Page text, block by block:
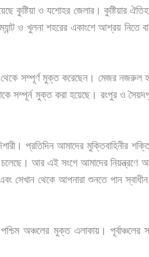
ও যশোহর জেলার। কুষ্টিয়ার
ও খুলনা শহরের একাংশে আশ্রয় নিতে
সম্পূর্ণ মুক্ত করেছেন। মেজর নজরুল
মুক্ত করা হয়েছে। রংপুর ও সৈয়দপুর
প্রতিদিন আমাদের মুক্তিবাহিনীর
চলেছে। আর এই সংগে আমাদের
সেখান থেকে আপনারা শুনতে পান
অঞ্চলের মুক্ত এলাকায়। পূর্বাঞ্চলের